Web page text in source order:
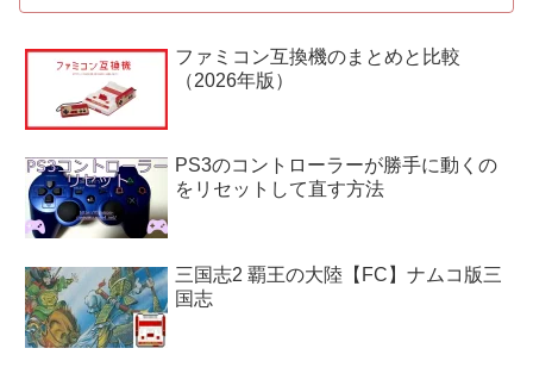
ファミコン互換機のまとめと比較
（2026年版）
PS3のコントローラーが勝手に動くの
をリセットして直す方法
三国志2 覇王の大陸【FC】ナムコ版三
国志